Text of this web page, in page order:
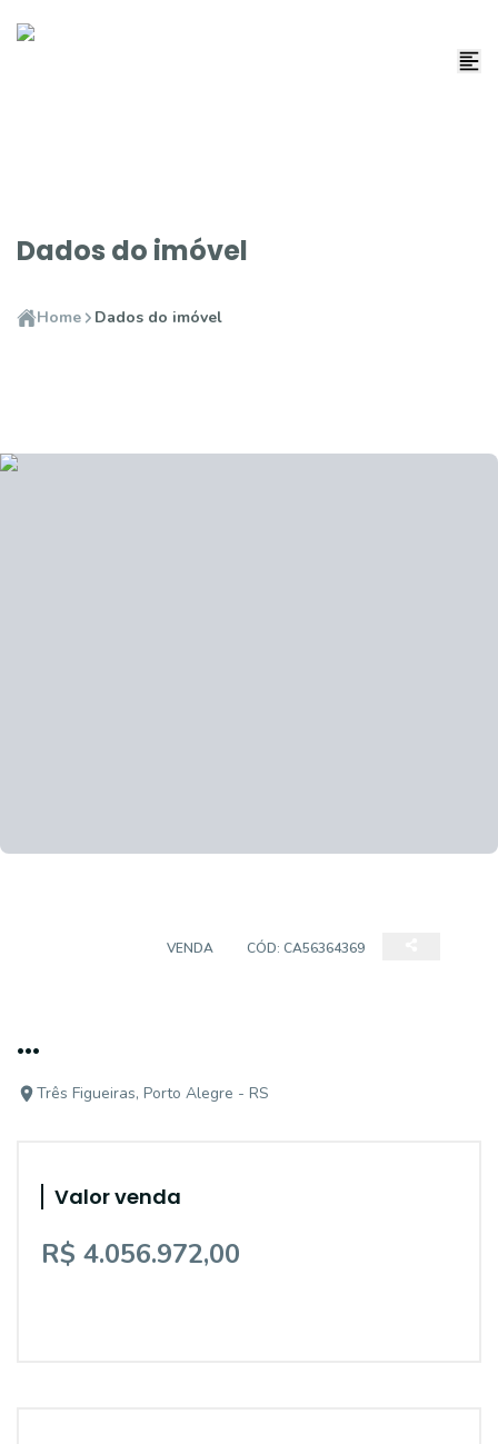
Dados do imóvel
Home Dados do imóvel
VENDA CÓD: CA56364369
...
Três Figueiras, Porto Alegre - RS
Valor venda
R$ 4.056.972,00